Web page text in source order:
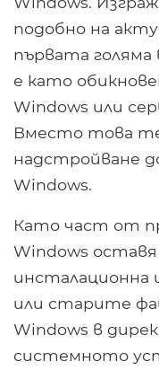
подобно на
първата голяма
е като
Windows или
Вместо това
надстройване
Windows.
Като част от
Windows
инсталационна
или старите
Windows в
системното